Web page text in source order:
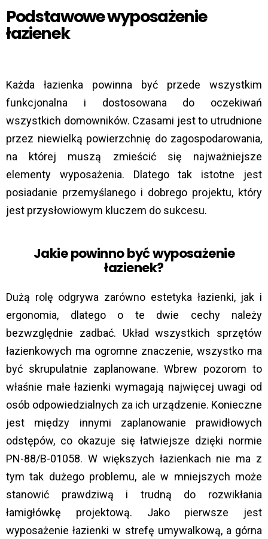
Podstawowe wyposażenie
łazienek
Każda łazienka powinna być przede wszystkim
funkcjonalna i dostosowana do oczekiwań
wszystkich domowników. Czasami jest to utrudnione
przez niewielką powierzchnię do zagospodarowania,
na której muszą zmieścić się najważniejsze
elementy wyposażenia. Dlatego tak istotne jest
posiadanie przemyślanego i dobrego projektu, który
jest przysłowiowym kluczem do sukcesu.
Jakie powinno być wyposażenie
łazienek?
Dużą rolę odgrywa zarówno estetyka łazienki, jak i
ergonomia, dlatego o te dwie cechy należy
bezwzględnie zadbać. Układ wszystkich sprzętów
łazienkowych ma ogromne znaczenie, wszystko ma
być skrupulatnie zaplanowane. Wbrew pozorom to
właśnie małe łazienki wymagają najwięcej uwagi od
osób odpowiedzialnych za ich urządzenie. Konieczne
jest między innymi zaplanowanie prawidłowych
odstępów, co okazuje się łatwiejsze dzięki normie
PN-88/B-01058. W większych łazienkach nie ma z
tym tak dużego problemu, ale w mniejszych może
stanowić prawdziwą i trudną do rozwikłania
łamigłówkę projektową. Jako pierwsze jest
wyposażenie łazienki w strefę umywalkową, a górna